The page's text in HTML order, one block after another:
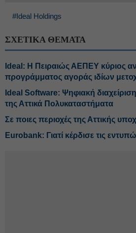
#Ideal Holdings
ΣΧΕΤΙΚΑ ΘΕΜΑΤΑ
Ideal: Η Πειραιώς ΑΕΠΕΥ κύριος
προγράμματος αγοράς ιδίων
Ideal Software: Ψηφιακή
της Αττικά Πολυκαταστήματα
Σε ποιες περιοχές της Αττικής
Eurobank: Γιατί κέρδισε τις